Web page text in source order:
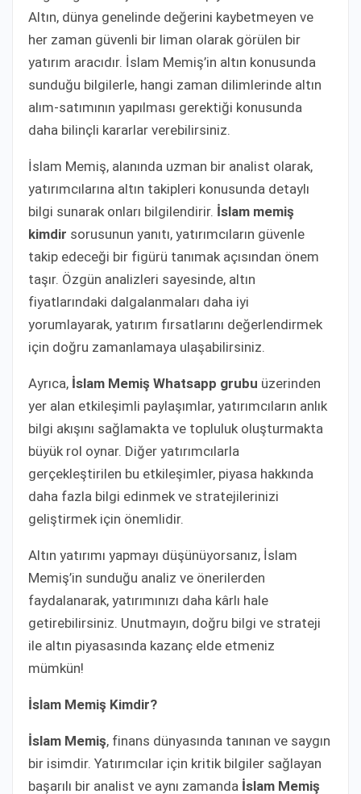
Altın, dünya genelinde değerini kaybetmeyen ve
her zaman güvenli bir liman olarak görülen bir
yatırım aracıdır. İslam Memiş’in altın konusunda
sunduğu bilgilerle, hangi zaman dilimlerinde altın
alım-satımının yapılması gerektiği konusunda
daha bilinçli kararlar verebilirsiniz.
İslam Memiş, alanında uzman bir analist olarak,
yatırımcılarına altın takipleri konusunda detaylı
bilgi sunarak onları bilgilendirir. İslam memiş
kimdir sorusunun yanıtı, yatırımcıların güvenle
takip edeceği bir figürü tanımak açısından önem
taşır. Özgün analizleri sayesinde, altın
fiyatlarındaki dalgalanmaları daha iyi
yorumlayarak, yatırım fırsatlarını değerlendirmek
için doğru zamanlamaya ulaşabilirsiniz.
Ayrıca, İslam Memiş Whatsapp grubu üzerinden
yer alan etkileşimli paylaşımlar, yatırımcıların anlık
bilgi akışını sağlamakta ve topluluk oluşturmakta
büyük rol oynar. Diğer yatırımcılarla
gerçekleştirilen bu etkileşimler, piyasa hakkında
daha fazla bilgi edinmek ve stratejilerinizi
geliştirmek için önemlidir.
Altın yatırımı yapmayı düşünüyorsanız, İslam
Memiş’in sunduğu analiz ve önerilerden
faydalanarak, yatırımınızı daha kârlı hale
getirebilirsiniz. Unutmayın, doğru bilgi ve strateji
ile altın piyasasında kazanç elde etmeniz
mümkün!
İslam Memiş Kimdir?
İslam Memiş, finans dünyasında tanınan ve saygın
bir isimdir. Yatırımcılar için kritik bilgiler sağlayan
başarılı bir analist ve aynı zamanda İslam Memiş